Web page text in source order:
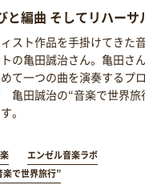
と編曲 そしてリハーサ
スト作品を手掛けてきた
の亀田誠治さん。亀田さ
て一つの曲を演奏するプ
亀田誠治の“音楽で世界旅
。
エンゼル音楽ラボ
で世界旅行”